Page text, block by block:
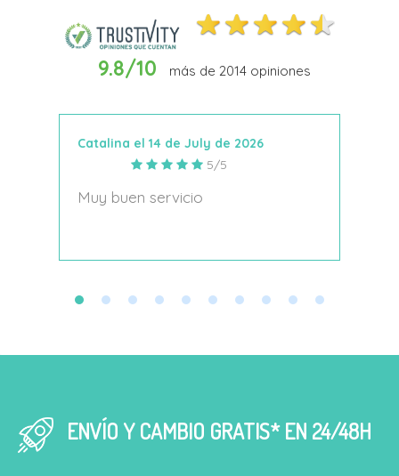
9.8/10 más de 2014opiniones
Catalina el 14 de July de 2026
5/5
Muy buen servicio
ENVÍO Y CAMBIO GRATIS* EN 24/48H